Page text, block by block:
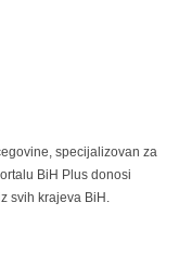
specijalizovan za
BiH Plus donosi
svih krajeva BiH.